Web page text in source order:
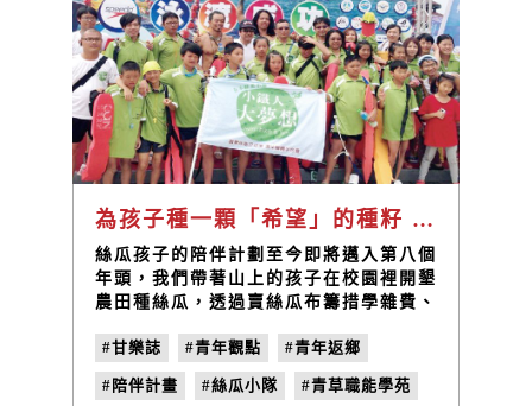
為孩子種一顆「希望」的種籽 —— 帶著你們「做夢，圓夢」/ 林峻丞
絲瓜孩子的陪伴計劃至今即將邁入第八個
年頭，我們帶著山上的孩子在校園裡開墾
農田種絲瓜，透過賣絲瓜布籌措學雜費、
一畝小小的絲瓜田就是孩子們夢想的起
點。每一年都反覆進行播種、除草、整
地、搭棚、翻土、施肥、澆水等工作，漫
#甘樂誌 #青年觀點 #青年返鄉
#陪伴計畫 #絲瓜小隊 #青草職能學苑